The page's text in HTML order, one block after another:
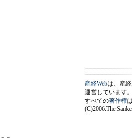
産経Webは、産
運営しています
すべての著作権
(C)2006.The